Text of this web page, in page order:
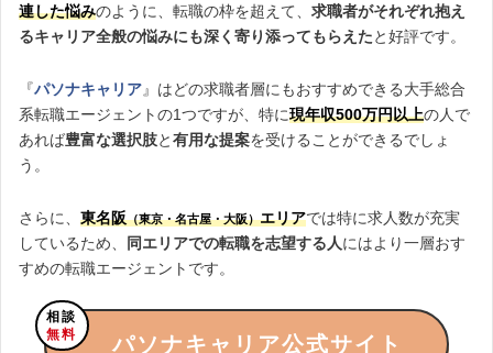
連した悩みのように、転職の枠を超えて、 求職者がそれぞれ抱え
るキャリア全般の悩みにも深く寄り添ってもらえたと好評です。
『パソナキャリア』はどの求職者層にもおすすめできる大手総合
系転職エージェントの1つですが、特に現年収500万円以上の人で
あれば豊富な選択肢と有用な提案を受けることができるでしょ
う。
さらに、 東名阪（東京・名古屋・大阪）エリアでは特に求人数が充実
しているため、
同エリアでの転職を志望する人にはより一層おす
すめの転職エージェントです。
相談
無料
パソナキャリア公式サイト